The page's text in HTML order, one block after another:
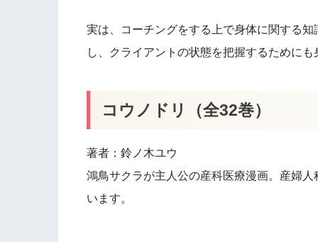
実は、コーチングをする上で身体に関する
し、クライアントの状態を把握するために
コウノドリ（全32巻）
著者：鈴ノ木ユウ
鴻鳥サクラが主人公の産科医療漫画。産婦
います。